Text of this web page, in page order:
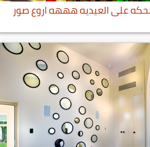
على العيديه هههه اروع صور